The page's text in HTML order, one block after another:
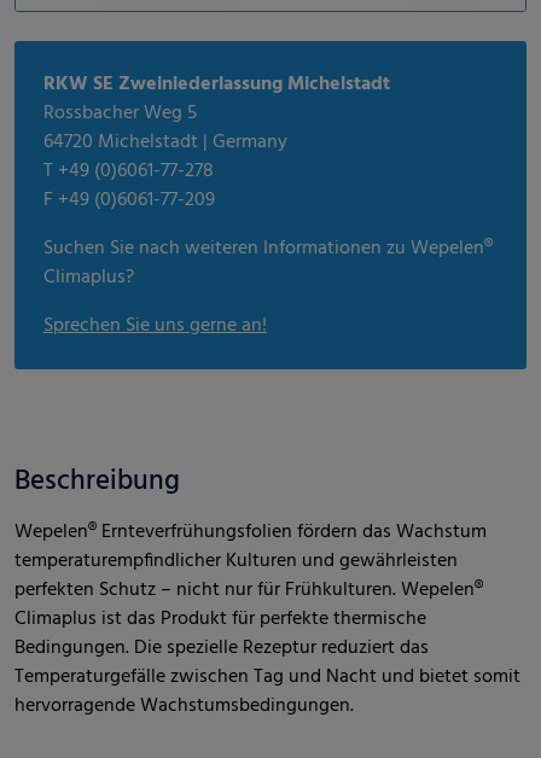
RKW SE Zweiniederlassung Michelstadt
Rossbacher Weg 5
64720 Michelstadt | Germany
T +49 (0)6061-77-278
F +49 (0)6061-77-209
Suchen Sie nach weiteren Informationen zu Wepelen®
Climaplus?
Sprechen Sie uns gerne an!
Beschreibung
Wepelen® Ernteverfrühungsfolien fördern das Wachstum
temperaturempfindlicher Kulturen und gewährleisten
perfekten Schutz – nicht nur für Frühkulturen. Wepelen®
Climaplus ist das Produkt für perfekte thermische
Bedingungen. Die spezielle Rezeptur reduziert das
Temperaturgefälle zwischen Tag und Nacht und bietet somit
hervorragende Wachstumsbedingungen.